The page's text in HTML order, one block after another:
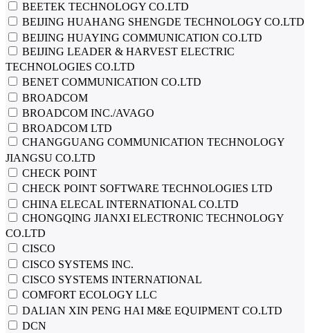
BEETEK TECHNOLOGY CO.LTD
BEIJING HUAHANG SHENGDE TECHNOLOGY CO.LTD
BEIJING HUAYING COMMUNICATION CO.LTD
BEIJING LEADER & HARVEST ELECTRIC
TECHNOLOGIES CO.LTD
BENET COMMUNICATION CO.LTD
BROADCOM
BROADCOM INC./AVAGO
BROADCOM LTD
CHANGGUANG COMMUNICATION TECHNOLOGY
JIANGSU CO.LTD
CHECK POINT
CHECK POINT SOFTWARE TECHNOLOGIES LTD
CHINA ELECAL INTERNATIONAL CO.LTD
CHONGQING JIANXI ELECTRONIC TECHNOLOGY
CO.LTD
CISCO
CISCO SYSTEMS INC.
CISCO SYSTEMS INTERNATIONAL
COMFORT ECOLOGY LLC
DALIAN XIN PENG HAI M&E EQUIPMENT CO.LTD
DCN